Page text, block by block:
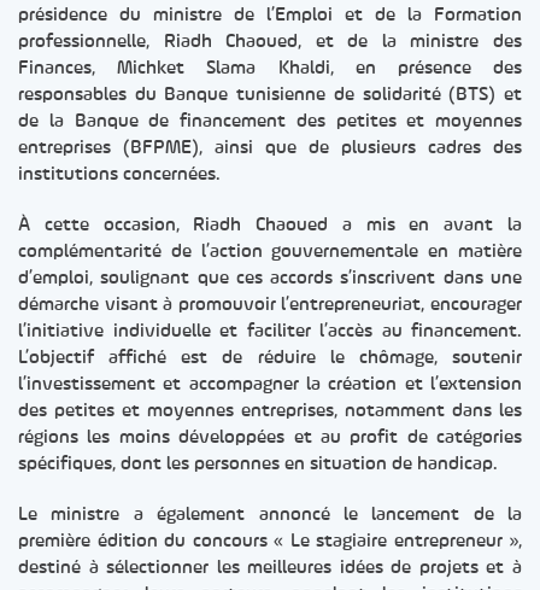
présidence du ministre de l’Emploi et de la Formation
professionnelle, Riadh Chaoued, et de la ministre des
Finances, Michket Slama Khaldi, en présence des
responsables du Banque tunisienne de solidarité (BTS) et
de la Banque de financement des petites et moyennes
entreprises (BFPME), ainsi que de plusieurs cadres des
institutions concernées.
À cette occasion, Riadh Chaoued a mis en avant la
complémentarité de l’action gouvernementale en matière
d’emploi, soulignant que ces accords s’inscrivent dans une
démarche visant à promouvoir l’entrepreneuriat, encourager
l’initiative individuelle et faciliter l’accès au financement.
L’objectif affiché est de réduire le chômage, soutenir
l’investissement et accompagner la création et l’extension
des petites et moyennes entreprises, notamment dans les
régions les moins développées et au profit de catégories
spécifiques, dont les personnes en situation de handicap.
Le ministre a également annoncé le lancement de la
première édition du concours « Le stagiaire entrepreneur »,
destiné à sélectionner les meilleures idées de projets et à